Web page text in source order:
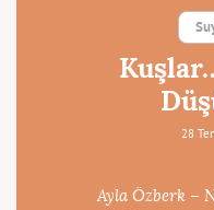
28
Ayla Özberk –